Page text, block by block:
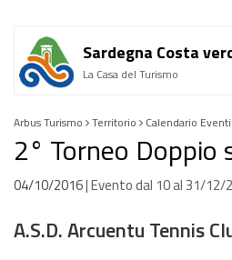
Sardegna Costa
La Casa del Turismo
Arbus Turismo Territorio Calendario Eventi
2° Torneo
04/10/2016| Evento dal 10al31/12/
A.S.D. Arcuentu Tennis